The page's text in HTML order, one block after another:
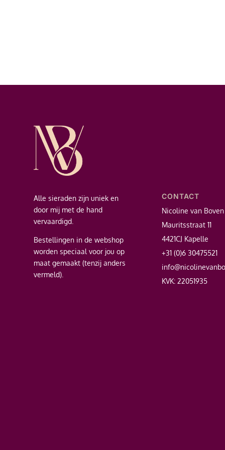
Alle sieraden zijn uniek en
door mij met de hand
vervaardigd.
Bestellingen in de webshop
worden speciaal voor jou op
maat gemaakt (tenzij anders
vermeld).
CONTACT
Nicoline van Boven
Mauritsstraat 11
4421CJ Kapelle
+31 (0)6 30475521
KVK: 22051935